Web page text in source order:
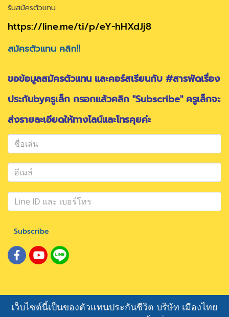
รับสมัครตัวแทน
https://line.me/ti/p/eY-hHXdJj8
สมัครตัวแทน คลิก!!
ขอข้อมูลสมัครตัวแทน และคอร์สเรียนกับ #สารพัดเรื่อง
ประกันbyครูเล็ก กรอกแล้วคลิก "Subscribe" ครูเล็กจะ
ส่งรายละเอียดให้ทางไลน์และโทรคุยค่ะ
Subscribe
เว็บไซต์นี้เป็นของตัวแทนประกันชีวิต บริษัท เมืองไทย